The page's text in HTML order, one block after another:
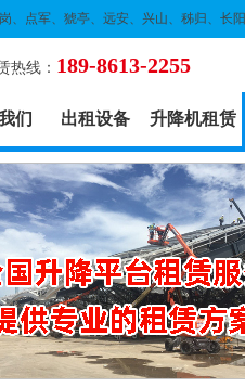
、点军、猇亭、远安、兴山、秭归、长
热线： 189-8613-2255
们 出租设备 升降机租赁